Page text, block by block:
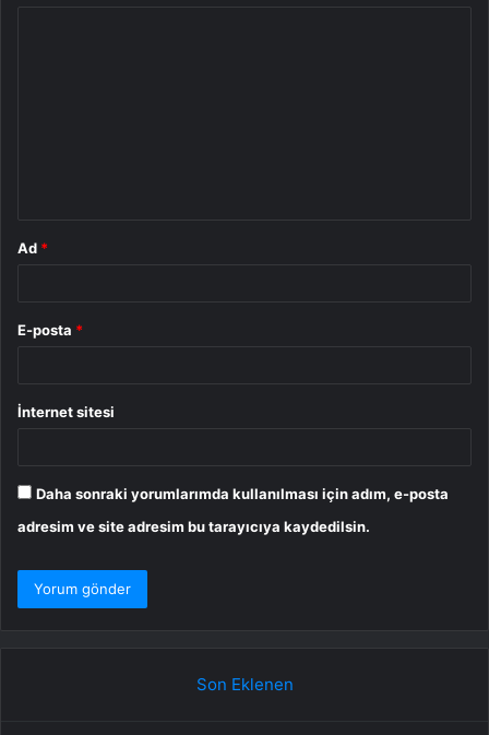
Ad *
E-posta *
İnternet sitesi
Daha sonraki yorumlarımda kullanılması için adım, e-posta
adresim ve site adresim bu tarayıcıya kaydedilsin.
Son Eklenen